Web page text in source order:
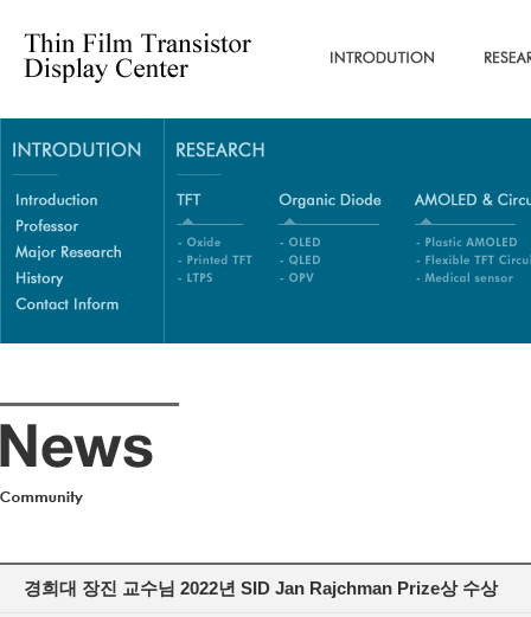
경희대 장진 교수님 2022년 SID Jan Rajchman Prize상 수상